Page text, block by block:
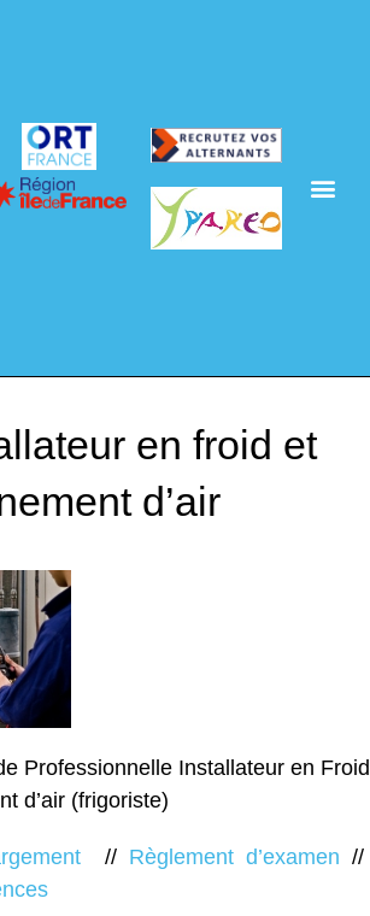
en froid et
d’air
Professionnelle Installateur en Froid
d’air (frigoriste)
// Règlement d’examen //